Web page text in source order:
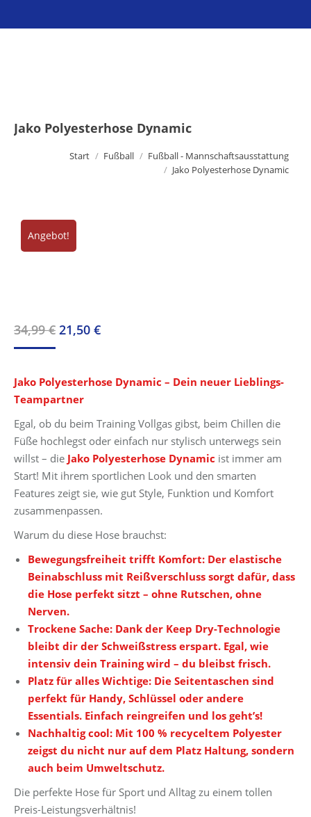
Jako Polyesterhose Dynamic
Start Fußball
Fußball - Mannschaftsausstattung
Jako Polyesterhose Dynamic
Angebot!
34,99€ Ursprünglicher
34,99 €
21,50 €Aktueller
21,50 €.
Jako Polyesterhose Dynamic – Dein neuer Lieblings-
Teampartner
Egal, ob du beim Training Vollgas gibst, beim Chillen die
Füße hochlegst oder einfach nur stylisch unterwegs sein
willst – die Jako Polyesterhose Dynamic ist immer am
Start! Mit ihrem sportlichen Look und den smarten
Features zeigt sie, wie gut Style, Funktion und Komfort
zusammenpassen.
Warum du diese Hose brauchst:
Bewegungsfreiheit trifft Komfort: Der elastische
Beinabschluss mit Reißverschluss sorgt dafür, dass
die Hose perfekt sitzt – ohne Rutschen, ohne
Nerven.
Trockene Sache: Dank der Keep Dry-Technologie
bleibt dir der Schweißstress erspart. Egal, wie
intensiv dein Training wird – du bleibst frisch.
Platz für alles Wichtige: Die Seitentaschen sind
perfekt für Handy, Schlüssel oder andere
Essentials. Einfach reingreifen und los geht’s!
Nachhaltig cool: Mit 100 % recyceltem Polyester
zeigst du nicht nur auf dem Platz Haltung, sondern
auch beim Umweltschutz.
Die perfekte Hose für Sport und Alltag zu einem tollen
Preis-Leistungsverhältnis!